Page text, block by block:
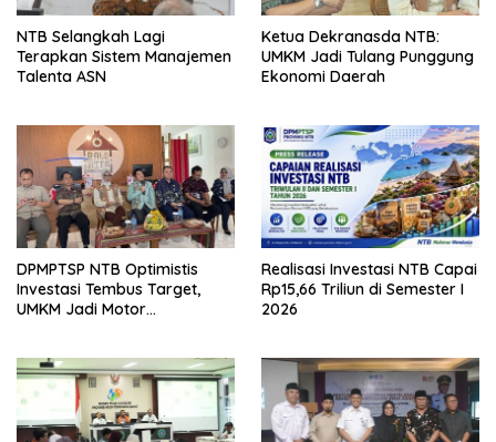
NTB Selangkah Lagi
Terapkan Sistem Manajemen
Talenta ASN
Ketua Dekranasda NTB:
UMKM Jadi Tulang Punggung
Ekonomi Daerah
DPMPTSP NTB Optimistis
Investasi Tembus Target,
UMKM Jadi Motor
Realisasi Investasi NTB Capai
Rp15,66 Triliun di Semester I
2026